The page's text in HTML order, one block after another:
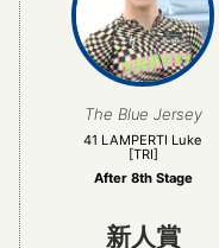
The Blue Jersey
41 LAMPERTI Luke
[TRI]
After 8th Stage
新人賞